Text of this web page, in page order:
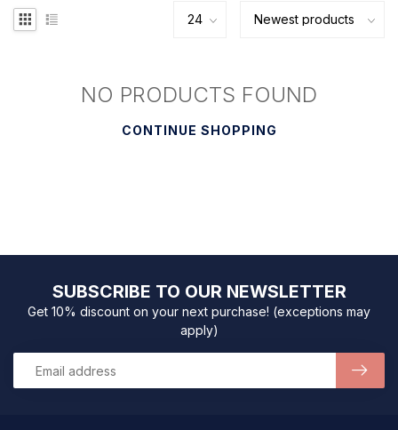
NO PRODUCTS FOUND
CONTINUE SHOPPING
SUBSCRIBE TO OUR NEWSLETTER
Get 10% discount on your next purchase! (exceptions may
apply)